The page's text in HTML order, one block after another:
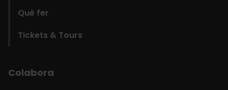
Què fer
Tickets & Tours
Colabora